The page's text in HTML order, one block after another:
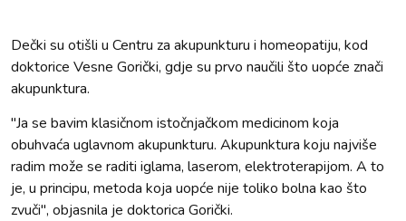
Dečki su otišli u Centru za akupunkturu i homeopatiju, kod
doktorice Vesne Gorički, gdje su prvo naučili što uopće znači
akupunktura.
"Ja se bavim klasičnom istočnjačkom medicinom koja
obuhvaća uglavnom akupunkturu. Akupunktura koju najviše
radim može se raditi iglama, laserom, elektroterapijom. A to
je, u principu, metoda koja uopće nije toliko bolna kao što
zvuči", objasnila je doktorica Gorički.